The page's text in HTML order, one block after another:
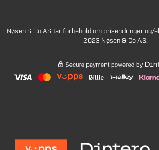
Nøsen & Co AS tar forbehold om prisendringer og/
2023 Nøsen & Co AS.